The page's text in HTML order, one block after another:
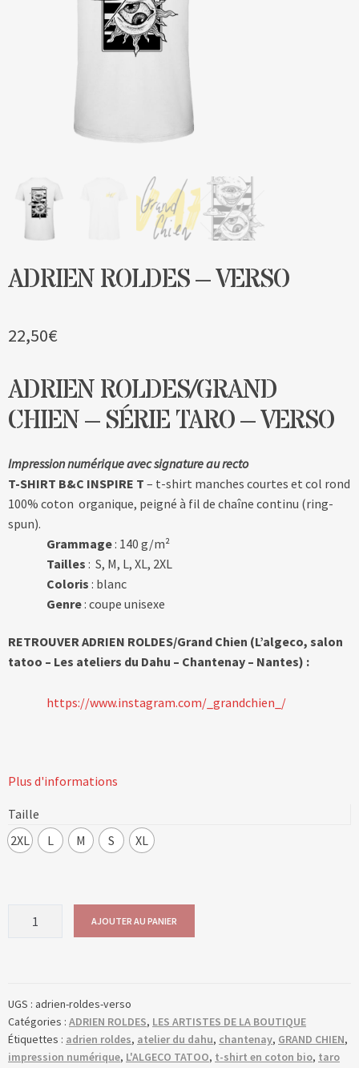
ADRIEN ROLDES – VERSO
22,50€
ADRIEN ROLDES/GRAND
CHIEN – SÉRIE TARO – VERSO
Impression numérique avec signature au recto
T-SHIRT B&C INSPIRE T – t-shirt manches courtes et col rond
100% coton organique, peigné à fil de chaîne continu (ring-
spun).
Grammage : 140 g/m²
Tailles : S, M, L, XL, 2XL
Coloris : blanc
Genre : coupe unisexe
RETROUVER ADRIEN ROLDES/Grand Chien (L’algeco, salon
tatoo – Les ateliers du Dahu – Chantenay – Nantes) :
https://www.instagram.com/_grandchien_/
Plus d'informations
Taille
2XL
L M S XL
quantité
VERSO
AJOUTER AU PANIER
UGS : adrien-roldes-verso
Catégories : ADRIEN ROLDES, LES ARTISTES DE LA BOUTIQUE
Étiquettes : adrien roldes, atelier du dahu, chantenay, GRAND CHIEN,
impression numérique, L'ALGECO TATOO, t-shirt en coton bio, taro